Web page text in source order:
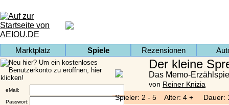
Marktplatz Spiele Rezensionen
eMail:
Passwort:
Der kleine
Das Memo-
von Reiner Knizia
Spieler: 2 - 5 Alter: 4 + Dauer: